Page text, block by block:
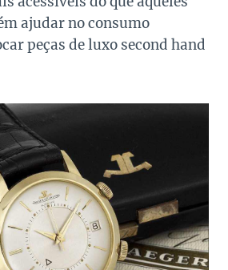
ajudar no consumo
peças de luxo second hand